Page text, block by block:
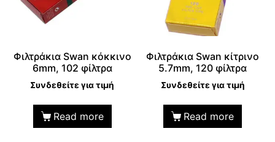
Φιλτράκια Swan κόκκινο
6mm, 102 φίλτρα
Συνδεθείτε για τιμή
Read more
Φιλτράκια Swan κίτρινο
5.7mm, 120 φίλτρα
Συνδεθείτε για τιμή
Read more